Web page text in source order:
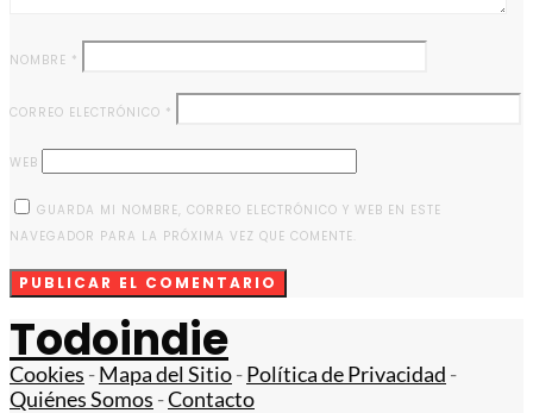
NOMBRE *
CORREO ELECTRÓNICO *
WEB
GUARDA MI NOMBRE, CORREO ELECTRÓNICO Y WEB EN ESTE
NAVEGADOR PARA LA PRÓXIMA VEZ QUE COMENTE.
Todoindie
Cookies -Mapa del Sitio-Política de Privacidad -
Quiénes Somos -Contacto